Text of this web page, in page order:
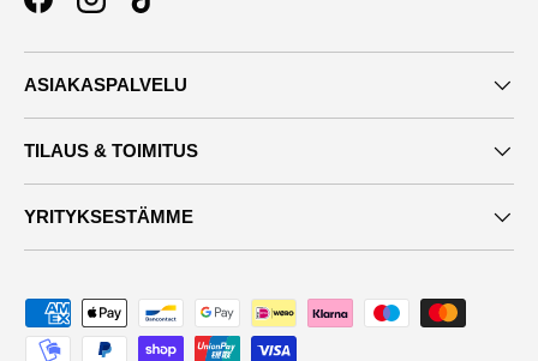
FacebookInstagramTikTok
ASIAKASPALVELU
TILAUS & TOIMITUS
YRITYKSESTÄMME
Maksutavat